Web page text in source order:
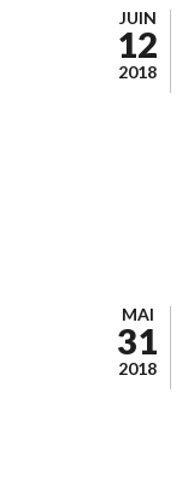
JUIN
12
2018
MAI
31
2018